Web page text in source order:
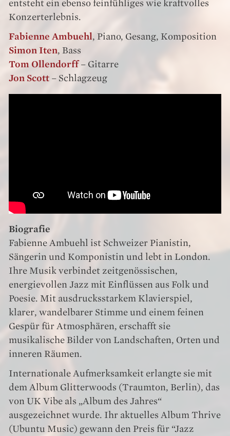
entsteht ein ebenso feinfühliges wie kraftvolles
Konzerterlebnis.
Fabienne Ambuehl, Piano, Gesang, Komposition
Simon Iten, Bass
Tom Ollendorff– Gitarre
Jon Scott – Schlagzeug
Biografie
Fabienne Ambuehl ist Schweizer Pianistin,
Sängerin und Komponistin und lebt in London.
Ihre Musik verbindet zeitgenössischen,
energievollen Jazz mit Einflüssen aus Folk und
Poesie. Mit ausdrucksstarkem Klavierspiel,
klarer, wandelbarer Stimme und einem feinen
Gespür für Atmosphären, erschafft sie
musikalische Bilder von Landschaften, Orten und
inneren Räumen.
Internationale Aufmerksamkeit erlangte sie mit
dem Album Glitterwoods (Traumton, Berlin), das
von UK Vibe als „Album des Jahres“
ausgezeichnet wurde. Ihr aktuelles Album Thrive
(Ubuntu Music) gewann den Preis für “Jazz